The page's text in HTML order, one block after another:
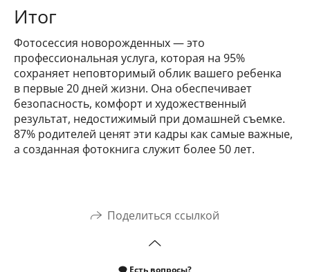
Итог
Фотосессия новорожденных — это
профессиональная услуга, которая на 95%
сохраняет неповторимый облик вашего ребенка
в первые 20 дней жизни. Она обеспечивает
безопасность, комфорт и художественный
результат, недостижимый при домашней съемке.
87% родителей ценят эти кадры как самые важные,
а созданная фотокнига служит более 50 лет.
Поделиться ссылкой
🗨️ Есть вопросы?